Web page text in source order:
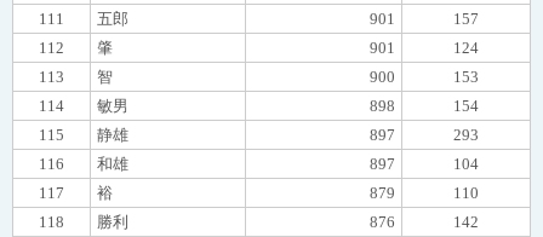
111
五郎 901
157
112
肇 901
124
113
智 900
153
114
敏男 898
154
115
静雄 897
293
116
和雄 897
104
117
裕 879
110
118
勝利 876
142